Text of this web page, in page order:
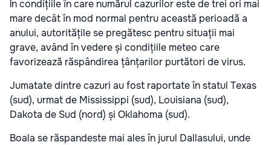
În condițiile în care numărul cazurilor este de trei ori mai
mare decât în mod normal pentru această perioadă a
anului, autoritățile se pregătesc pentru situații mai
grave, având în vedere și condițiile meteo care
favorizează răspândirea țânțarilor purtători de virus.
Jumatate dintre cazuri au fost raportate în statul Texas
(sud), urmat de Mississippi (sud), Louisiana (sud),
Dakota de Sud (nord) și Oklahoma (sud).
Boala se răspandeste mai ales în jurul Dallasului, unde